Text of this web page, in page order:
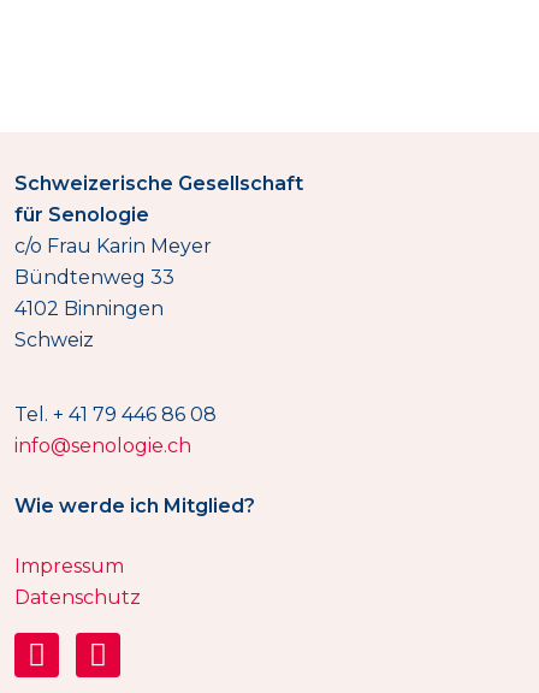
Schweizerische Gesellschaft
für Senologie
c/o Frau Karin Meyer
Bündtenweg 33
4102 Binningen
Schweiz
Tel. + 41 79 446 86 08
info@senologie.ch
Wie werde ich Mitglied?
Impressum
Datenschutz